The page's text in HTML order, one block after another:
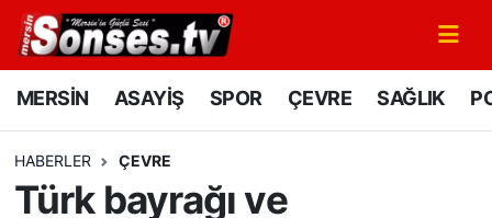
MERSİN ASAYİŞ SPOR ÇEVRE SAĞLIK
HABERLER ÇEVRE
Türk bayrağı ve
MERSİN
SPOR
Mersin Nöbetçi Eczaneler
Mersin Namaz Vakitleri